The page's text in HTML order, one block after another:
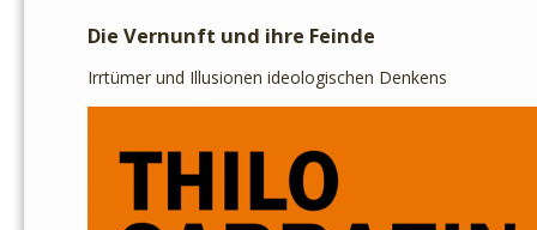
Die Vernunft und ihre Feinde
Irrtümer und Illusionen ideologischen Denkens